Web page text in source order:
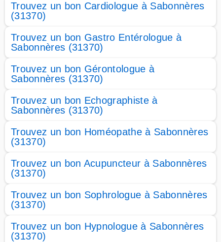
Trouvez un bon Cardiologue à Sabonnères
(31370)
Trouvez un bon Gastro Entérologue à
Sabonnères (31370)
Trouvez un bon Gérontologue à
Sabonnères (31370)
Trouvez un bon Echographiste à
Sabonnères (31370)
Trouvez un bon Homéopathe à Sabonnères
(31370)
Trouvez un bon Acupuncteur à Sabonnères
(31370)
Trouvez un bon Sophrologue à Sabonnères
(31370)
Trouvez un bon Hypnologue à Sabonnères
(31370)